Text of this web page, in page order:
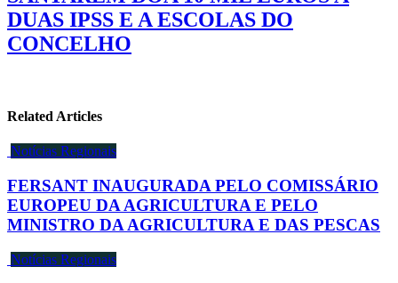
DUAS IPSS E A ESCOLAS DO
CONCELHO
Related Articles
Notícias Regionais
FERSANT INAUGURADA PELO COMISSÁRIO
EUROPEU DA AGRICULTURA E PELO
MINISTRO DA AGRICULTURA E DAS PESCAS
Notícias Regionais